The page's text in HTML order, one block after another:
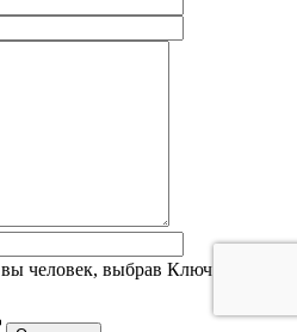
человек, выбрав Ключ